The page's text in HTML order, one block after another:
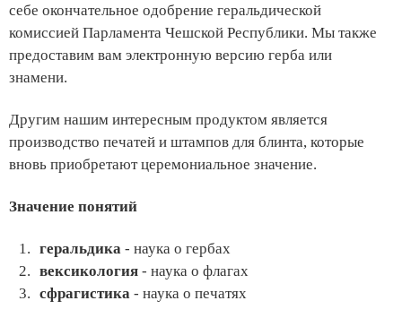
себе окончательное одобрение геральдической
комиссией Парламента Чешской Республики. Мы также
предоставим вам электронную версию герба или
знамени.
Другим нашим интересным продуктом является
производство печатей и штампов для блинта, которые
вновь приобретают церемониальное значение.
Значение понятий
геральдика - наука о гербах
вексикология - наука о флагах
сфрагистика - наука о печатях